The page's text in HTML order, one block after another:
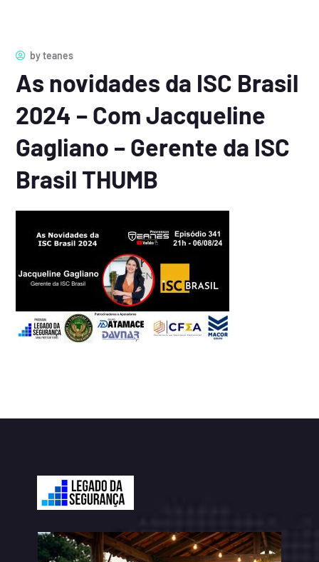
byteanes
As novidades da ISC Brasil
2024 – Com Jacqueline
Gagliano – Gerente da ISC
Brasil THUMB